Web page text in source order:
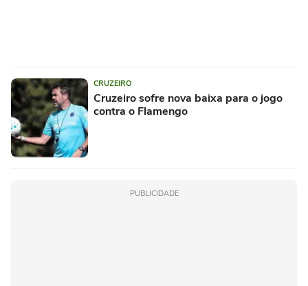
CRUZEIRO
Cruzeiro sofre nova baixa para o jogo
contra o Flamengo
PUBLICIDADE